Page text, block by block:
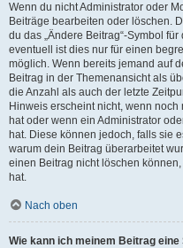
Wenn du nicht Administrator oder
Beiträge bearbeiten oder löschen.
du das „Ändere Beitrag“-Symbol
eventuell ist dies nur für einen
möglich. Wenn bereits jemand auf
Beitrag in der Themenansicht als
die Anzahl als auch der letzte
Hinweis erscheint nicht, wenn
hat oder wenn ein Administrator
hat. Diese können jedoch, falls sie
warum dein Beitrag überarbeitet
einen Beitrag nicht löschen
hat.
Nach oben
Wie kann ich meinem Beitrag